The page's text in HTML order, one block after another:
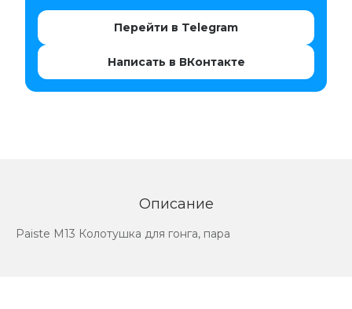
Перейти в Telegram
Написать в ВКонтакте
Описание
Paiste M13 Колотушка для гонга, пара